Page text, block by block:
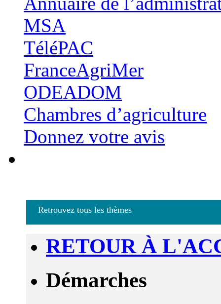
MSA
TéléPAC
FranceAgriMer
ODEADOM
Chambres d’agriculture
Donnez votre avis
Retrouvez tous les thèmes
RETOUR À
Démarches